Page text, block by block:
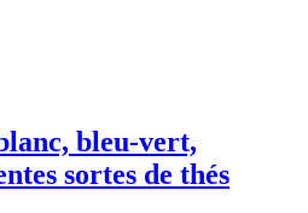
bleu-vert,
sortes de thés